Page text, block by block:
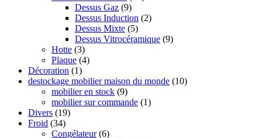
Dessus Gaz (9)
Dessus Induction (2)
Dessus Mixte (5)
Dessus Vitrocéramique (9)
Hotte (3)
Plaque (4)
Décoration (1)
destockage mobilier maison du monde (10)
mobilier en stock (9)
mobilier sur commande (1)
Divers (19)
Froid (34)
Congélateur (6)